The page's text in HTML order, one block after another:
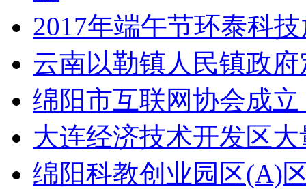
2017年端午节环泰科
云南以勒镇人民镇政
绵阳市互联网协会成
大连经济技术开发区大
绵阳科教创业园区(A)